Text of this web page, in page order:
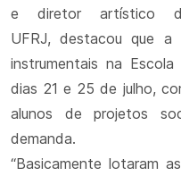
e diretor artístico
UFRJ, destacou que a
instrumentais na
dias 21 e 25 de julho,
alunos de projetos
demanda.
“Basicamente lotaram